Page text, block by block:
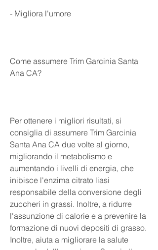
- Migliora l'umore
Come assumere Trim Garcinia Santa
Ana CA?
Per ottenere i migliori risultati, si
consiglia di assumere Trim Garcinia
Santa Ana CA due volte al giorno,
migliorando il metabolismo e
aumentando i livelli di energia, che
inibisce l'enzima citrato liasi
responsabile della conversione degli
zuccheri in grassi. Inoltre, a ridurre
l'assunzione di calorie e a prevenire la
formazione di nuovi depositi di grasso.
Inoltre, aiuta a migliorare la salute